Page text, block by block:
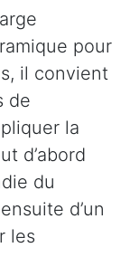
pour
il convient
de
la
d’abord
du
d’un
les